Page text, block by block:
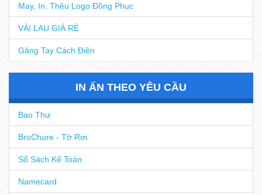
May, In, Thêu Logo Đồng Phục
VẢI LAU GIÁ RẺ
Găng Tay Cách Điện
IN ẤN THEO YÊU CẦU
Bao Thư
BroChure - Tờ Rơi
Sổ Sách Kế Toán
Namecard